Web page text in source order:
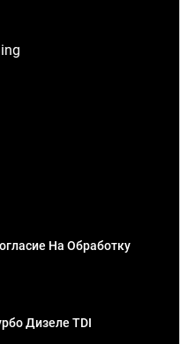
На Обработку
Дизеле TDI